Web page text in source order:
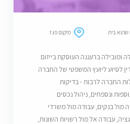
שהוא בית מיקום פגז
ברעננה העוסקת בייזום
לסיוע ליועץ המשפטי של החברה
החברה לרבות - בדיקות
ונספחים, ניהול נכסים
מול בנקים, עבודה מול משרדי
עבודה אל מול רשויות השונות,